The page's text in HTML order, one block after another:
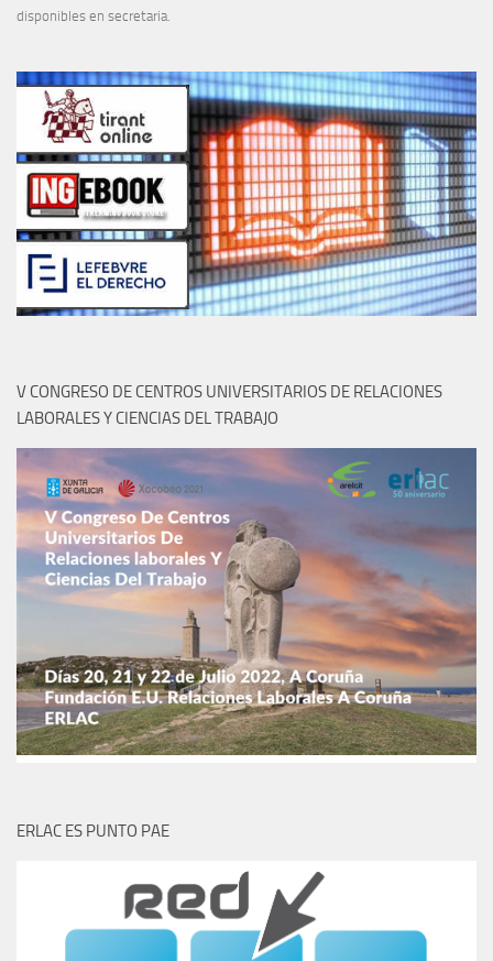
disponibles en secretaria.
V CONGRESO DE CENTROS UNIVERSITARIOS DE RELACIONES
LABORALES Y CIENCIAS DEL TRABAJO
ERLAC ES PUNTO PAE